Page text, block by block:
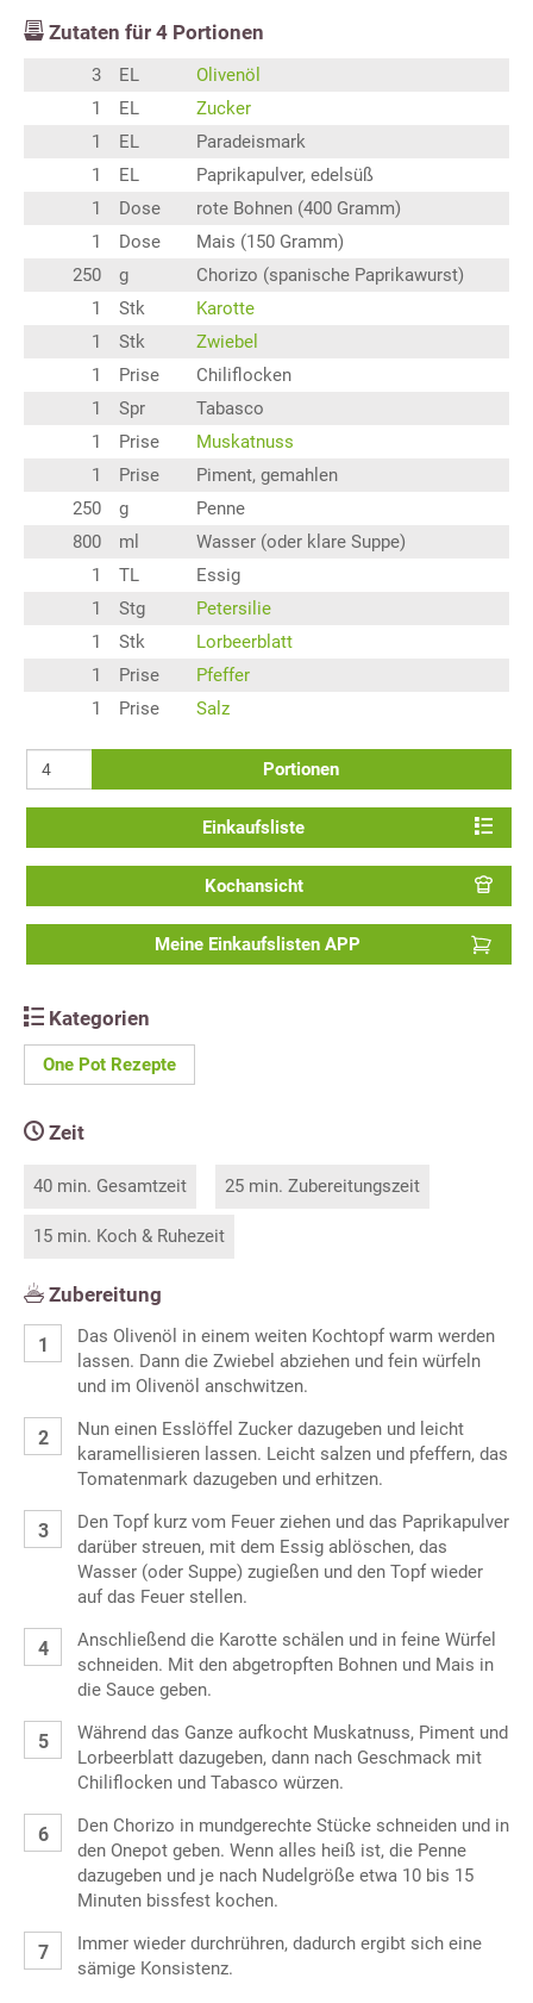
Zutaten für 4 Portionen
3 EL
Olivenöl
1
EL
Zucker
1
EL
Paradeismark
1
EL
Paprikapulver, edelsüß
1
Dose
rote Bohnen (400 Gramm)
1
Dose
Mais (150 Gramm)
250
g
Chorizo (spanische Paprikawurst)
1
Stk
Karotte
1
Stk
Zwiebel
1
Prise
Chiliflocken
1
Spr
Tabasco
1
Prise
Muskatnuss
1
Prise
Piment, gemahlen
250
g
Penne
800
ml
Wasser (oder klare Suppe)
1
TL
Essig
1
Stg
Petersilie
1
Stk
Lorbeerblatt
1
Prise
Pfeffer
1
Prise Salz
Portionen
Einkaufsliste
Kochansicht
Meine Einkaufslisten APP
Kategorien
One Pot Rezepte
Zeit
40 min. Gesamtzeit 25 min. Zubereitungszeit
15 min. Koch & Ruhezeit
Zubereitung
Das Olivenöl in einem weiten Kochtopf warm werden
lassen. Dann die Zwiebel abziehen und fein würfeln
und im Olivenöl anschwitzen.
Nun einen Esslöffel Zucker dazugeben und leicht
karamellisieren lassen. Leicht salzen und pfeffern, das
Tomatenmark dazugeben und erhitzen.
Den Topf kurz vom Feuer ziehen und das Paprikapulver
darüber streuen, mit dem Essig ablöschen, das
Wasser (oder Suppe) zugießen und den Topf wieder
auf das Feuer stellen.
Anschließend die Karotte schälen und in feine Würfel
schneiden. Mit den abgetropften Bohnen und Mais in
die Sauce geben.
Während das Ganze aufkocht Muskatnuss, Piment und
Lorbeerblatt dazugeben, dann nach Geschmack mit
Chiliflocken und Tabasco würzen.
Den Chorizo in mundgerechte Stücke schneiden und in
den Onepot geben. Wenn alles heiß ist, die Penne
dazugeben und je nach Nudelgröße etwa 10 bis 15
Minuten bissfest kochen.
Immer wieder durchrühren, dadurch ergibt sich eine
sämige Konsistenz.